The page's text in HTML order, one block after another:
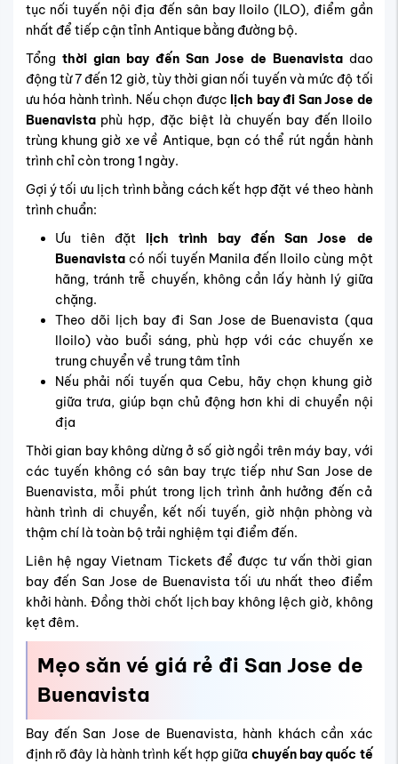
tục nối tuyến nội địa đến sân bay Iloilo (ILO), điểm gần
nhất để tiếp cận tỉnh Antique bằng đường bộ.
Tổng thời gian bay đến San Jose de Buenavistadao
động từ 7 đến 12 giờ, tùy thời gian nối tuyến và mức độ tối
ưu hóa hành trình. Nếu chọn được lịch bay đi San Jose de
Buenavistaphù hợp, đặc biệt là chuyến bay đến Iloilo
trùng khung giờ xe về Antique, bạn có thể rút ngắn hành
trình chỉ còn trong 1 ngày.
Gợi ý tối ưu lịch trình bằng cách kết hợp đặt vé theo hành
trình chuẩn:
Ưu tiên đặt
lịch trình bay đến San Jose de
Buenavistacó nối tuyến Manila đến Iloilo cùng một
hãng, tránh trễ chuyến, không cần lấy hành lý giữa
chặng.
Theo dõi lịch bay đi San Jose de Buenavista (qua
Iloilo) vào buổi sáng, phù hợp với các chuyến xe
trung chuyển về trung tâm tỉnh
Nếu phải nối tuyến qua Cebu, hãy chọn khung giờ
giữa trưa, giúp bạn chủ động hơn khi di chuyển nội
địa
Thời gian bay không dừng ở số giờ ngồi trên máy bay, với
các tuyến không có sân bay trực tiếp như San Jose de
Buenavista, mỗi phút trong lịch trình ảnh hưởng đến cả
hành trình di chuyển, kết nối tuyến, giờ nhận phòng và
thậm chí là toàn bộ trải nghiệm tại điểm đến.
Liên hệ ngay Vietnam Tickets để được tư vấn thời gian
bay đến San Jose de Buenavista tối ưu nhất theo điểm
khởi hành. Đồng thời chốt lịch bay không lệch giờ, không
kẹt đêm.
Mẹo săn vé giá rẻ đi San Jose de
Buenavista
Bay đến San Jose de Buenavista, hành khách cần xác
định rõ đây là hành trình kết hợp giữa chuyến bay quốc tế